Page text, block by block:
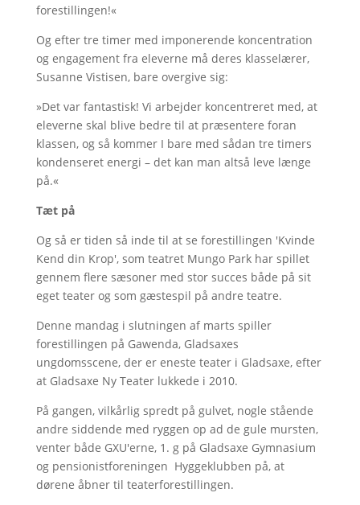
forestillingen!«
Og efter tre timer med imponerende koncentration
og engagement fra eleverne må deres klasselærer,
Susanne Vistisen, bare overgive sig:
»Det var fantastisk! Vi arbejder koncentreret med, at
eleverne skal blive bedre til at præsentere foran
klassen, og så kommer I bare med sådan tre timers
kondenseret energi – det kan man altså leve længe
på.«
Tæt på
Og så er tiden så inde til at se forestillingen 'Kvinde
Kend din Krop', som teatret Mungo Park har spillet
gennem flere sæsoner med stor succes både på sit
eget teater og som gæstespil på andre teatre.
Denne mandag i slutningen af marts spiller
forestillingen på Gawenda, Gladsaxes
ungdomsscene, der er eneste teater i Gladsaxe, efter
at Gladsaxe Ny Teater lukkede i 2010.
På gangen, vilkårlig spredt på gulvet, nogle stående
andre siddende med ryggen op ad de gule mursten,
venter både GXU'erne, 1. g på Gladsaxe Gymnasium
og pensionistforeningen Hyggeklubben på, at
dørene åbner til teaterforestillingen.